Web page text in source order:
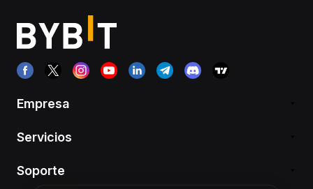
Empresa
Servicios
Soporte